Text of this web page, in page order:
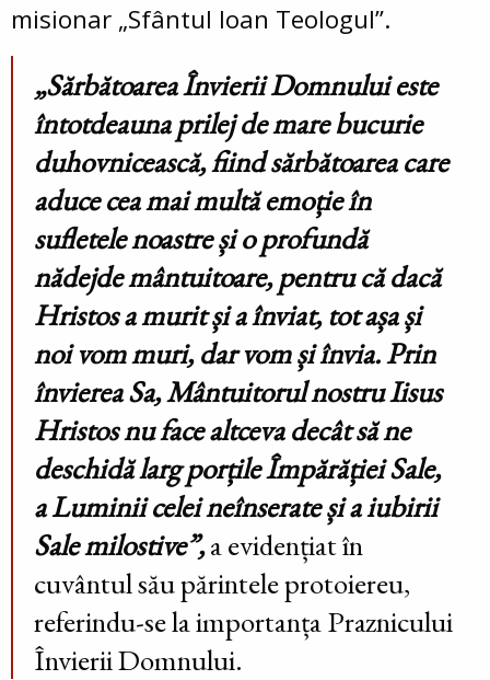
misionar „Sfântul Ioan Teologul”.
„Sărbătoarea Învierii Domnului este
întotdeauna prilej de mare bucurie
duhovnicească, fiind sărbătoarea care
aduce cea mai multă emoție în
sufletele noastre și o profundă
nădejde mântuitoare, pentru că dacă
Hristos a murit și a înviat, tot așa și
noi vom muri, dar vom și învia. Prin
învierea Sa, Mântuitorul nostru Iisus
Hristos nu face altceva decât să ne
deschidă larg porțile Împărăției Sale,
a Luminii celei neînserate și a iubirii
Sale milostive”,a evidențiat în
cuvântul său părintele protoiereu,
referindu-se la importanța Praznicului
Învierii Domnului.